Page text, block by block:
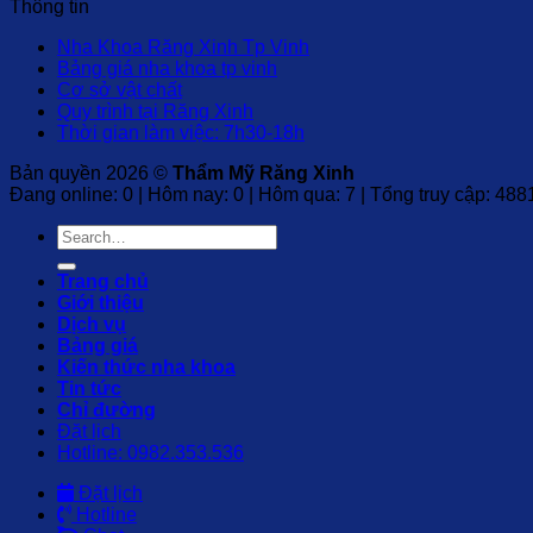
Thông tin
Nha Khoa Răng Xinh Tp Vinh
Bảng giá nha khoa tp vinh
Cơ sở vật chất
Quy trình tại Răng Xinh
Thời gian làm việc: 7h30-18h
Bản quyền 2026 © Thẩm Mỹ Răng Xinh
Đang online: 0 | Hôm nay: 0 | Hôm qua: 7 | Tổng truy cập:
Trang chủ
Giới thiệu
Dịch vụ
Bảng giá
Kiến thức nha khoa
Tin tức
Chỉ đường
Đặt lịch
Hotline: 0982.353.536
Đặt lịch
Hotline